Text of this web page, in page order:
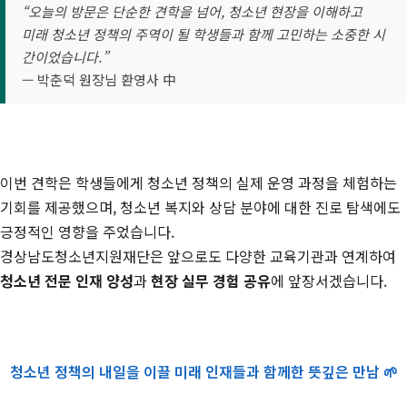
“오늘의 방문은 단순한 견학을 넘어, 청소년 현장을 이해하고
미래 청소년 정책의 주역이 될 학생들과 함께 고민하는 소중한 시
간이었습니다.”
— 박춘덕 원장님 환영사 中
이번 견학은 학생들에게 청소년 정책의 실제 운영 과정을 체험하는
기회를 제공했으며, 청소년 복지와 상담 분야에 대한 진로 탐색에도
긍정적인 영향을 주었습니다.
경상남도청소년지원재단은 앞으로도 다양한 교육기관과 연계하여
청소년 전문 인재 양성과현장 실무 경험 공유에 앞장서겠습니다.
청소년 정책의 내일을 이끌 미래 인재들과 함께한 뜻깊은 만남 🌱